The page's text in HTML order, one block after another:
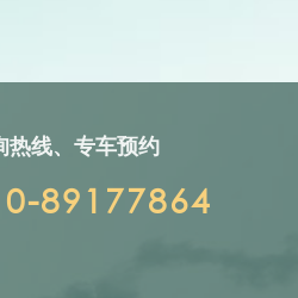
热线、专车预约
89177864